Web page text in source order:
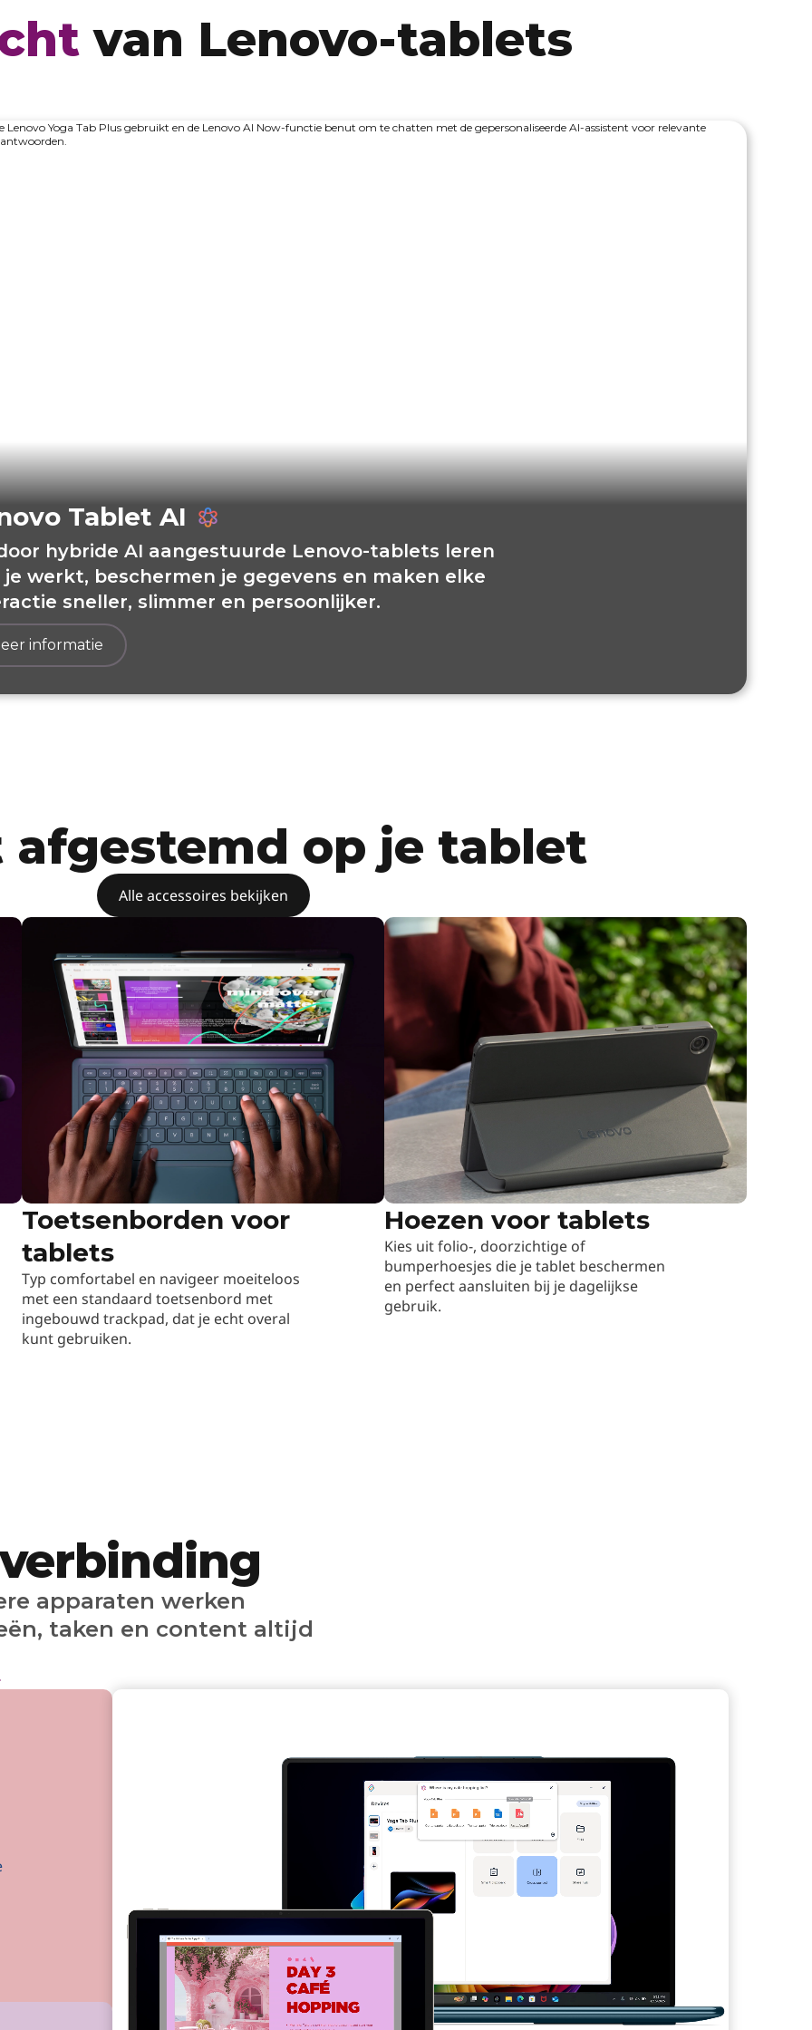
Volledige video bekijken
van Lenovo-tablets
Tablet AI
hybride AI aangestuurde Lenovo-tablets leren
je werkt, beschermen je gegevens en maken elke
sneller, slimmer en persoonlijker.
informatie
afgestemd op je tablet
Alle accessoires bekijken
Toetsenborden voor
tablets
Typ comfortabel en navigeer moeiteloos
met een standaard toetsenbord met
ingebouwd trackpad, dat je echt overal
kunt gebruiken.
Hoezen voor tablets
Kies uit folio-, doorzichtige of
bumperhoesjes die je tablet beschermen
en perfect aansluiten bij je dagelijkse
gebruik.
apparaten werken
taken en content altijd